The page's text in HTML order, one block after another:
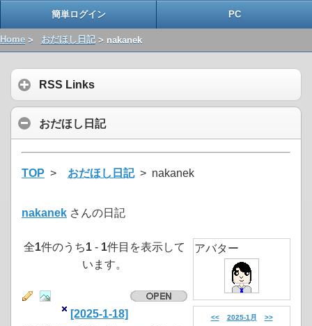
簡単ログイン PC
Home > おだほし日記> nakanek
RSS Links
おだほし日記
TOP > おだほし日記> nakanek
nakanek さんの日記
全1件のうち1 - 1件目を表示して
います。
[2025-1-18]
アバター
<< 2025-1月 >>